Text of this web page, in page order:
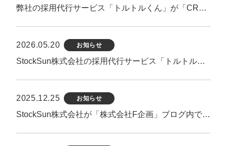
弊社の採用代行サービス「トルトルくん」が「CREX」様にて紹介されました
2026.05.20 お知らせ
StockSun株式会社の採用代行サービス「トルトルくん」が「株式会社R4」ブログ内で紹介されました。
2025.12.25 お知らせ
StockSun株式会社が「株式会社F企画」ブログ内で紹介されました。